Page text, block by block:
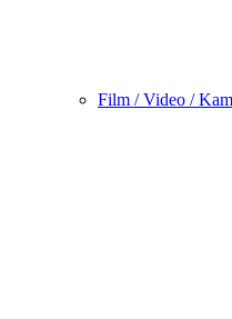
Film / Video /